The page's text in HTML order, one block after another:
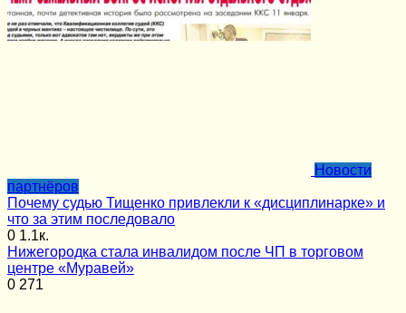
Новости
партнёров
Почему судью Тищенко привлекли к «дисциплинарке» и
что за этим последовало
0 1.1к.
Нижегородка стала инвалидом после ЧП в торговом
центре «Муравей»
0 271